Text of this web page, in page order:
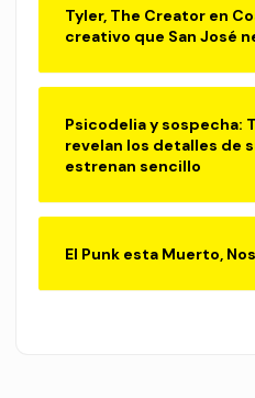
Tyler, The Creator en
creativo que San José
Psicodelia y sospecha:
revelan los detalles de
estrenan sencillo
El Punk esta Muerto,